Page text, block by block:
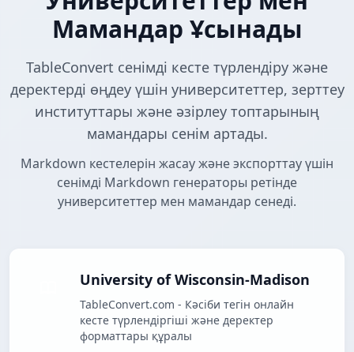
Мамандар Ұсынады
TableConvert сенімді кесте түрлендіру және
деректерді өңдеу үшін университеттер, зерттеу
институттары және әзірлеу топтарының
мамандары сенім артады.
Markdown кестелерін жасау және экспорттау үшін
сенімді Markdown генераторы ретінде
университеттер мен мамандар сенеді.
University of Wisconsin-Madison
TableConvert.com - Кәсіби тегін онлайн
кесте түрлендіргіші және деректер
форматтары құралы